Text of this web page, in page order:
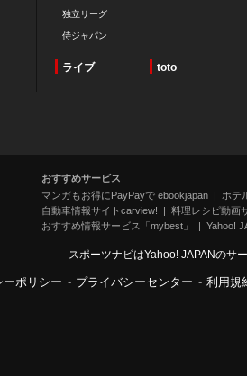
独立リーグ
侍ジャパン
ライブ toto
おすすめサービス
マンガもお得にPayPayで ebookjapan
ホテ
自動車情報サイトcarview!
料理レシピ動画
おすすめ情報サービス「mybest」
Yahoo!
スポーツナビはYahoo! JAPANのサ
ーポリシー - プライバシーセンター - 利用規